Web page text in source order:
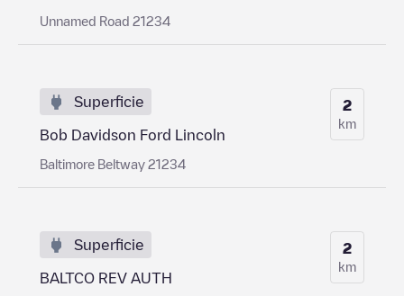
Unnamed Road 21234
Superficie
Bob Davidson Ford Lincoln
Baltimore Beltway 21234
2
km
Superficie
BALTCO REV AUTH
2
km